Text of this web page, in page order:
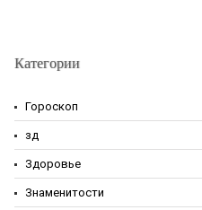
Категории
Гороскоп
зд
Здоровье
Знаменитости